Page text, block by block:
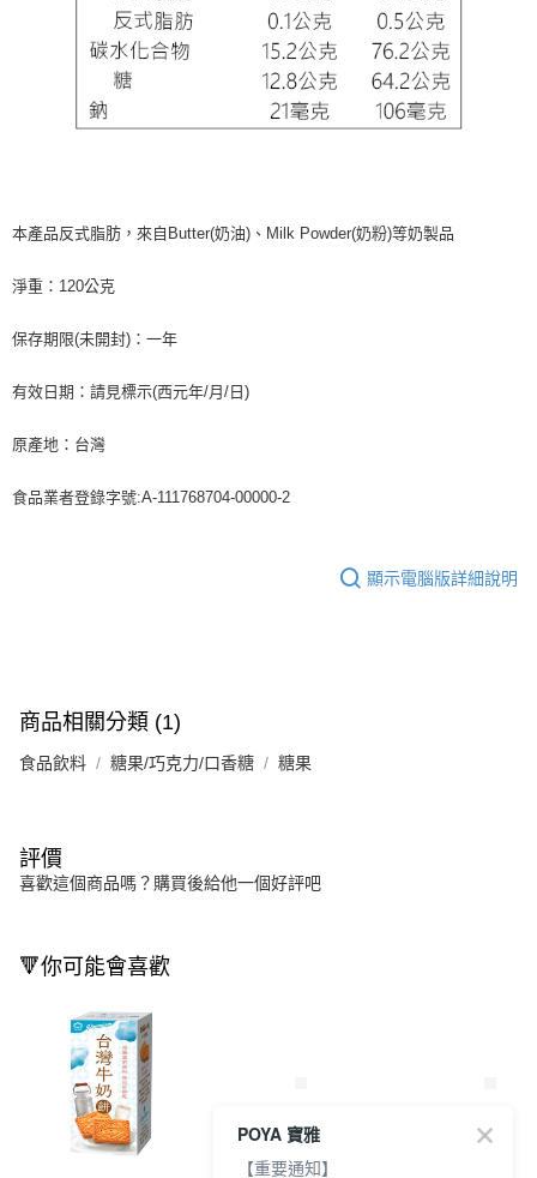
本產品反式脂肪，來自Butter(奶油)、Milk Powder(奶粉)等奶製品
淨重：120公克
保存期限(未開封)：一年
有效日期：請見標示(西元年/月/日)
原產地：台灣
食品業者登錄字號:A-111768704-00000-2
顯示電腦版詳細說明
商品相關分類 (1)
食品飲料 糖果/巧克力/口香糖 糖果
評價
喜歡這個商品嗎？購買後給他一個好評吧
🔻你可能會喜歡
POYA 寶雅
【重要通知】